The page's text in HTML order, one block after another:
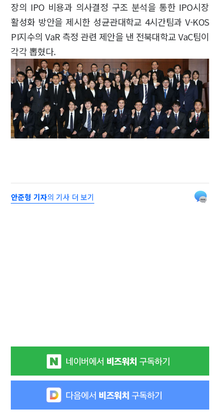
장의 IPO 비용과 의사결정 구조 분석을 통한 IPO시장
활성화 방안을 제시한 성균관대학교 4시간팀과 V-KOS
PI지수의 VaR 측정 관련 제안을 낸 전북대학교 VaC팀이
각각 뽑혔다.
안준형 기자의 기사 더 보기